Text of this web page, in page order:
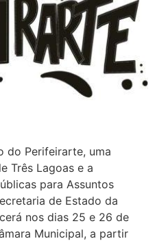
do Perifeirarte, uma
Três Lagoas e a
para Assuntos
de Estado da
nos dias 25 e 26 de
Municipal, a partir